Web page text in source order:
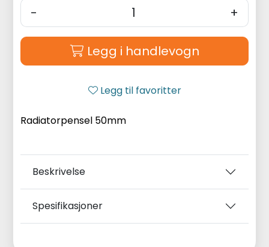
- +
Legg i handlevogn
Legg til favoritter
Radiatorpensel 50mm
Beskrivelse
Spesifikasjoner